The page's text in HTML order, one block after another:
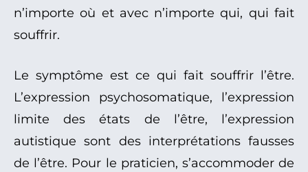
n’importe où et avec n’importe qui, qui fait
souffrir.
Le symptôme est ce qui fait souffrir l’être.
L’expression psychosomatique, l’expression
limite des états de l’être, l’expression
autistique sont des interprétations fausses
de l’être. Pour le praticien, s’accommoder de